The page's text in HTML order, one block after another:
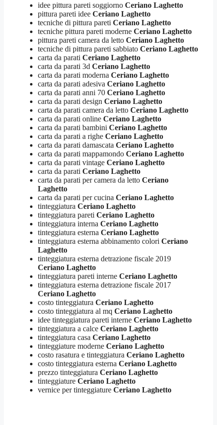
idee pittura pareti soggiorno Ceriano Laghetto
pittura pareti idee Ceriano Laghetto
tecniche di pittura pareti Ceriano Laghetto
tecniche pittura pareti moderne Ceriano Laghetto
pittura pareti camera da letto Ceriano Laghetto
tecniche di pittura pareti sabbiato Ceriano Laghetto
carta da parati Ceriano Laghetto
carta da parati 3d Ceriano Laghetto
carta da parati moderna Ceriano Laghetto
carta da parati adesiva Ceriano Laghetto
carta da parati anni 70 Ceriano Laghetto
carta da parati design Ceriano Laghetto
carta da parati camera da letto Ceriano Laghetto
carta da parati online Ceriano Laghetto
carta da parati bambini Ceriano Laghetto
carta da parati a righe Ceriano Laghetto
carta da parati damascata Ceriano Laghetto
carta da parati mappamondo Ceriano Laghetto
carta da parati vintage Ceriano Laghetto
carta da parati Ceriano Laghetto
carta da parati per camera da letto Ceriano
Laghetto
carta da parati per cucina Ceriano Laghetto
tinteggiatura Ceriano Laghetto
tinteggiatura pareti Ceriano Laghetto
tinteggiatura interna Ceriano Laghetto
tinteggiatura esterna Ceriano Laghetto
tinteggiatura esterna abbinamento colori Ceriano
Laghetto
tinteggiatura esterna detrazione fiscale 2019
Ceriano Laghetto
tinteggiatura pareti interne Ceriano Laghetto
tinteggiatura esterna detrazione fiscale 2017
Ceriano Laghetto
costo tinteggiatura Ceriano Laghetto
costo tinteggiatura al mq Ceriano Laghetto
idee tinteggiatura pareti interne Ceriano Laghetto
tinteggiatura a calce Ceriano Laghetto
tinteggiatura casa Ceriano Laghetto
tinteggiature moderne Ceriano Laghetto
costo rasatura e tinteggiatura Ceriano Laghetto
costo tinteggiatura esterna Ceriano Laghetto
prezzo tinteggiatura Ceriano Laghetto
tinteggiature Ceriano Laghetto
vernice per tinteggiature Ceriano Laghetto